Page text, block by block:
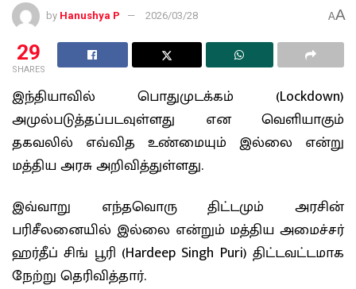
by Hanushya P 2026/03/28 AA
29
SHARES
இந்தியாவில் பொதுமுடக்கம் (Lockdown)
அமுல்படுத்தப்படவுள்ளது என வெளியாகும்
தகவலில் எவ்வித உண்மையும் இல்லை என்று
மத்திய அரசு அறிவித்துள்ளது.
இவ்வாறு எந்தவொரு திட்டமும் அரசின்
பரிசீலனையில் இல்லை என்றும் மத்திய அமைச்சர்
ஹர்தீப் சிங் பூரி (Hardeep Singh Puri) திட்டவட்டமாக
நேற்று தெரிவித்தார்.